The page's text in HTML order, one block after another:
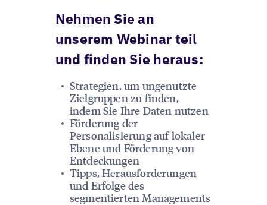
Nehmen Sie an
unserem Webinar teil
und finden Sie heraus:
Strategien, um ungenutzte
Zielgruppen zu finden,
indem Sie Ihre Daten nutzen
Förderung der
Personalisierung auf lokaler
Ebene und Förderung von
Entdeckungen
Tipps, Herausforderungen
und Erfolge des
segmentierten Managements